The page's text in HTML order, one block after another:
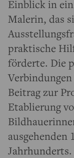
Einblick in
Malerin, das
praktische
förderte. Die
Beitrag zur
Etablierung
ausgehenden
Jahrhunderts.